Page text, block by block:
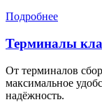
Подробнее
Терминалы
От терминалов
максимальное
надёжность.